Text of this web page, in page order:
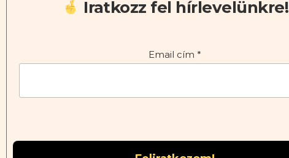
Iratkozz fel hírlevelünkre!
Email cím *